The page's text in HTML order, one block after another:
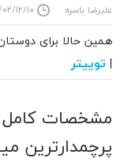
علیرضا باسره ۱۴۰۲/۱۲/۱۰
همین حالا برای
| توییتر
پرچمدارترین